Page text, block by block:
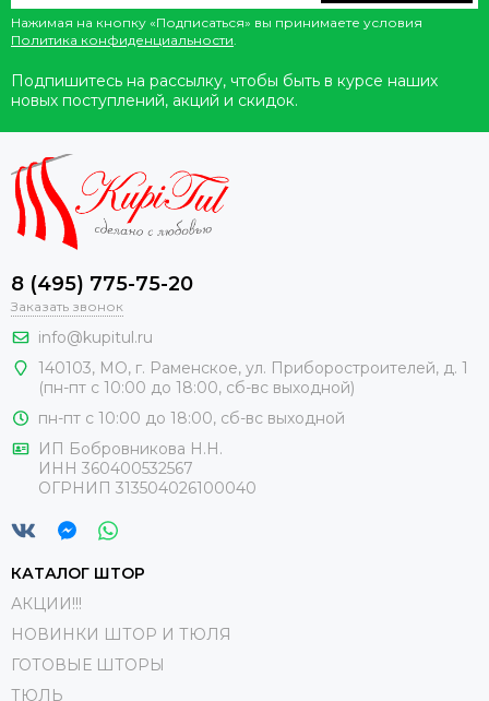
портьеры должны придавать эстетику и законченность
интерьерному решению, а также выполнять ряд других, не
менее важных функций:
защищать от выгорания документы на рабочем столе;
обеспечивать рабочую обстановку;
создавать затемнение при демонстрации
презентаций;
корректировать пространство.
этих требований, однако следует помнить, что основное
правило создания рабочего пространства — это
сдержанность, кроме того занавеси должны
Цвет и фактура материалов
При выборе текстильных портьер важно учесть
расположение помещения. Купить шторы в кабинет,
находящийся на солнечной стороне лучше темного
светлые и легкие драпировки. Тип ткани подбирают в
Бархат с мягкой ворсистой поверхностью подходит
для просторных кабинетов. Он придает
респектабельность, создает уют и приглушает звуки.
Велюр, выполненный из вискозы и полиэстера, имеет
Нажимая на кнопку «Подписаться» вы принимаете условия
Политика конфиденциальности.
Подпишитесь на рассылку, чтобы быть в курсе наших
новых поступлений, акций и скидок.
8 (495) 775-75-20
Заказать звонок
info@kupitul.ru
140103, МО, г. Раменское, ул. Приборостроителей, д. 1
(пн-пт с 10:00 до 18:00, сб-вс выходной)
пн-пт с 10:00 до 18:00, сб-вс выходной
ИП Бобровникова Н.Н.
ИНН 360400532567
ОГРНИП 313504026100040
КАТАЛОГ ШТОР
АКЦИИ!!!
НОВИНКИ ШТОР И ТЮЛЯ
ГОТОВЫЕ ШТОРЫ
ТЮЛЬ